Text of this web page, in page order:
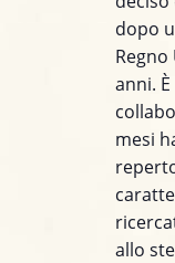
dopo
anni.
mesi
allo